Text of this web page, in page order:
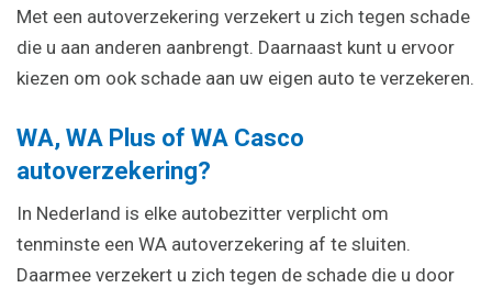
Met een autoverzekering verzekert u zich tegen schade
die u aan anderen aanbrengt. Daarnaast kunt u ervoor
kiezen om ook schade aan uw eigen auto te verzekeren.
WA, WA Plus of WA Casco
autoverzekering?
In Nederland is elke autobezitter verplicht om
tenminste een WA autoverzekering af te sluiten.
Daarmee verzekert u zich tegen de schade die u door